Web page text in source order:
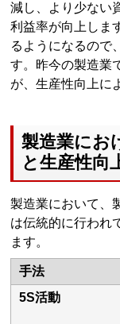
減し、より少ない
利益率が向上しま
るようになるので
す。昨今の製造業
が、生産性向上に
製造業にお
と生産性向
製造業において、
は伝統的に行われ
ます。
手法
5S活動